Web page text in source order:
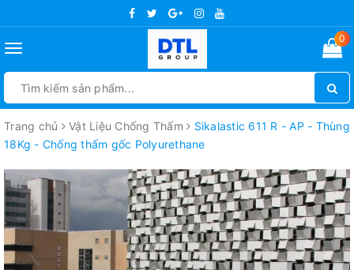
Toggle
0
Trang chủ Vật Liệu Chống Thấm
Sikalastic 611 R - AP - Thùng
18Kg - Chống thấm gốc Polyurethane